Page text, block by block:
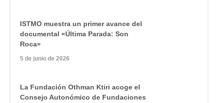
ISTMO muestra un primer avance del
documental «Última Parada: Son
Roca»
5 de junio de 2026
La Fundación Othman Ktiri acoge el
Consejo Autonómico de Fundaciones